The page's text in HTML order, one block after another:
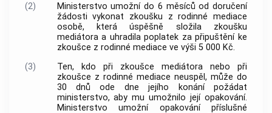
(2)
Ministerstvo umožní do 6 měsíců od doručení
žádosti vykonat zkoušku zrodinné mediace
osobě, která úspěšně složila zkoušku
mediátora a uhradila poplatek za připuštění ke
zkoušce z rodinné mediace ve výši 5 000 Kč.
(3)
Ten, kdo při zkoušce mediátora nebo při
zkoušce z rodinné mediace neuspěl, může do
30 dnů ode dne jejího konání požádat
ministerstvo, aby mu umožnilo její opakování.
Ministerstvo umožní opakování příslušné